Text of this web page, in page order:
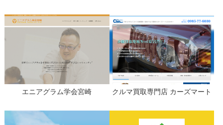
エニアグラム学会宮崎 クルマ買取専門店 カーズマート